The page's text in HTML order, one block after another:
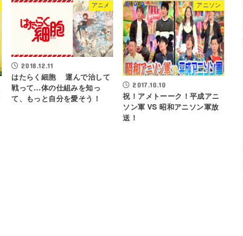
アニメ
2018.12.11
はたらく細胞 運んで治して
戦って…体の仕組みを知っ
て、もっと自分を愛そう！
アニソン
2017.10.10
祝！アメトーーク！平成アニ
ソン軍 VS 昭和アニソン軍放
送！